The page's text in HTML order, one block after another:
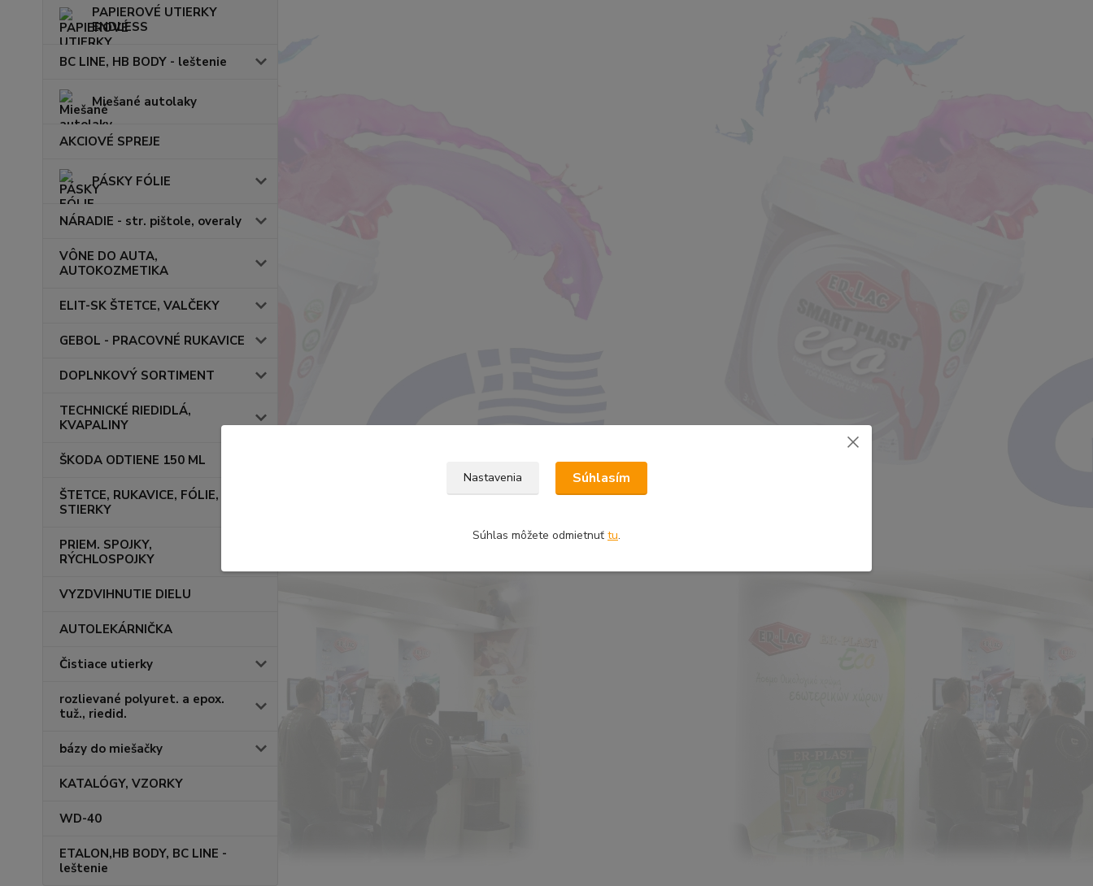
PAPIEROVÉ UTIERKY
ENDLESS
BC LINE, HB BODY - leštenie
Miešané autolaky
AKCIOVÉ SPREJE
PÁSKY FÓLIE
NÁRADIE - str. pištole, overaly
VÔNE DO AUTA,
AUTOKOZMETIKA
ELIT-SK ŠTETCE, VALČEKY
GEBOL - PRACOVNÉ RUKAVICE
DOPLNKOVÝ SORTIMENT
TECHNICKÉ RIEDIDLÁ,
KVAPALINY
ŠKODA ODTIENE 150 ML
ŠTETCE, RUKAVICE, FÓLIE,
STIERKY
PRIEM. SPOJKY,
RÝCHLOSPOJKY
VYZDVIHNUTIE DIELU
AUTOLEKÁRNIČKA
Čistiace utierky
rozlievané polyuret. a epox.
tuž., riedid.
bázy do miešačky
KATALÓGY, VZORKY
WD-40
ETALON,HB BODY, BC LINE -
leštenie
Nastavenia Súhlasím
Súhlas môžete odmietnuť tu.